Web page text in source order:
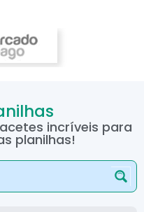
incríveis para
planilhas!